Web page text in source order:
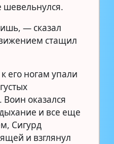
шевельнулся.
— сказал
стащил
его ногам упали
оказался
и все еще
Сигурд
и взглянул